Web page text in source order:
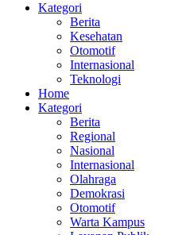
Kategori
Berita
Kesehatan
Otomotif
Internasional
Teknologi
Home
Kategori
Berita
Regional
Nasional
Internasional
Olahraga
Demokrasi
Otomotif
Warta Kampus